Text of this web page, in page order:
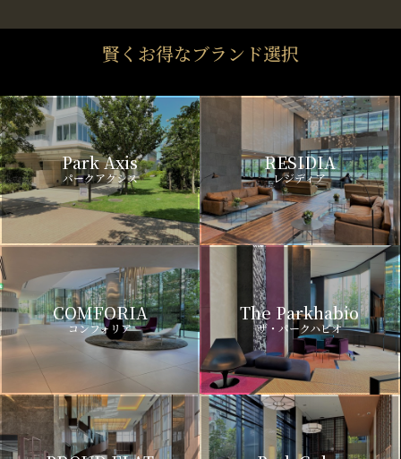
賢くお得なブランド選択
Park Axis
パークアクシス
RESIDIA
レジディア
COMFORIA
コンフォリア
The Parkhabio
ザ・パークハビオ